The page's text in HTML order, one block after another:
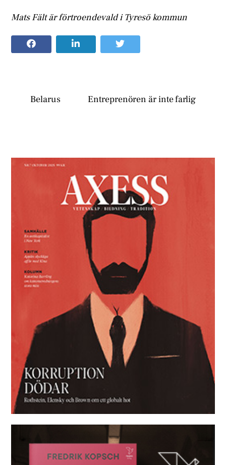
Mats Fält är förtroendevald i Tyresö kommun
Belarus Entreprenören är inte farlig